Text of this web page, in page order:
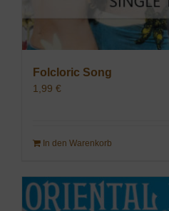
Folcloric Song
1,99 €
In den Warenkorb